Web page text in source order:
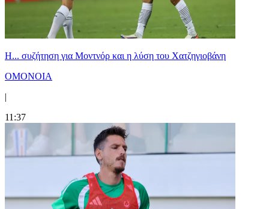
Η... συζήτηση για Μοντνόρ και η λύση του Χατζηγιοβάνη
ΟΜΟΝΟΙΑ
|
11:37